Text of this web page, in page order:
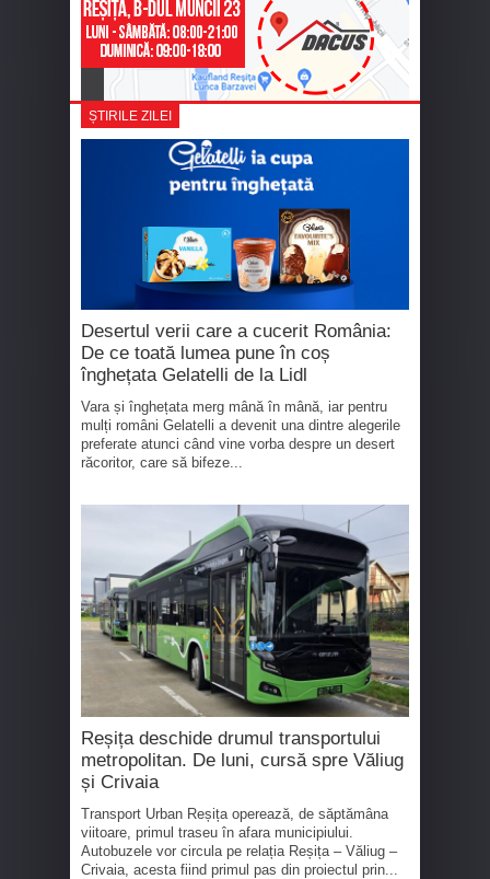
ȘTIRILE ZILEI
Desertul verii care a cucerit România:
De ce toată lumea pune în coș
înghețata Gelatelli de la Lidl
Vara și înghețata merg mână în mână, iar pentru
mulți români Gelatelli a devenit una dintre alegerile
preferate atunci când vine vorba despre un desert
răcoritor, care să bifeze...
Reșița deschide drumul transportului
metropolitan. De luni, cursă spre Văliug
și Crivaia
Transport Urban Reșița operează, de săptămâna
viitoare, primul traseu în afara municipiului.
Autobuzele vor circula pe relația Reșița – Văliug –
Crivaia, acesta fiind primul pas din proiectul prin...